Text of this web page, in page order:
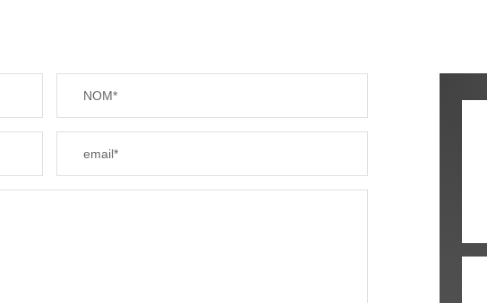
COMMERCES
NOM*
email*